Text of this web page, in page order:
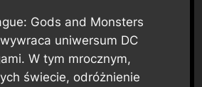
Gods and Monsters
uniwersum DC
W tym mrocznym,
świecie, odróżnienie